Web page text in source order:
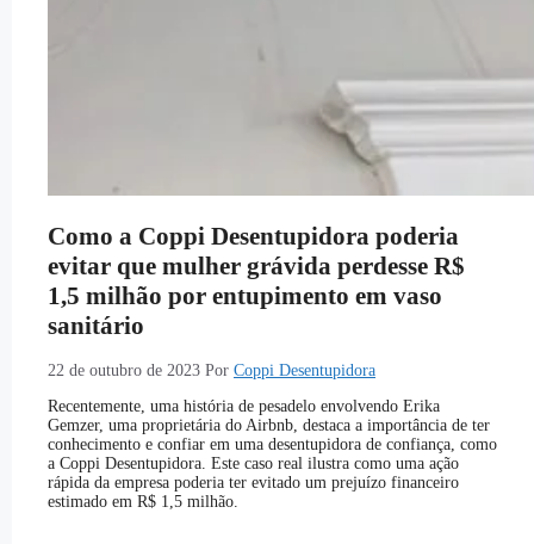
Como a Coppi Desentupidora poderia
evitar que mulher grávida perdesse R$
1,5 milhão por entupimento em vaso
sanitário
22 de outubro de 2023 Por Coppi Desentupidora
Recentemente, uma história de pesadelo envolvendo Erika
Gemzer, uma proprietária do Airbnb, destaca a importância de ter
conhecimento e confiar em uma desentupidora de confiança, como
a Coppi Desentupidora. Este caso real ilustra como uma ação
rápida da empresa poderia ter evitado um prejuízo financeiro
estimado em R$ 1,5 milhão.